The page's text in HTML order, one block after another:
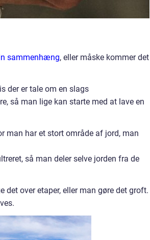
sammenhæng, eller måske kommer det
der er tale om en slags
så man lige kan starte med at lave en
man har et stort område af jord, man
så man deler selve jorden fra de
over etaper, eller man gøre det groft.